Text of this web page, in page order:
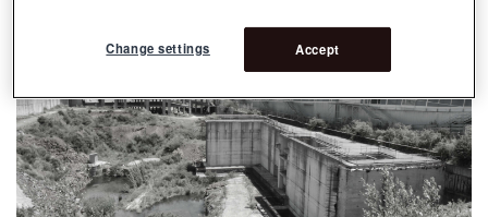
Accept
Change settings